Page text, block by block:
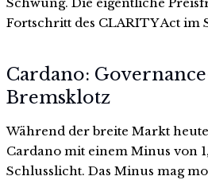
Fortschritt des CLARITY Act im
Cardano:
Bremsklotz
Während der breite Markt
Cardano mit einem Minus von
Schlusslicht. Das Minus mag